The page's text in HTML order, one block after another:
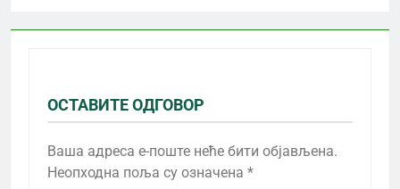
ОСТАВИТЕ ОДГОВОР
Ваша адреса е-поште неће бити објављена.
Неопходна поља су означена *